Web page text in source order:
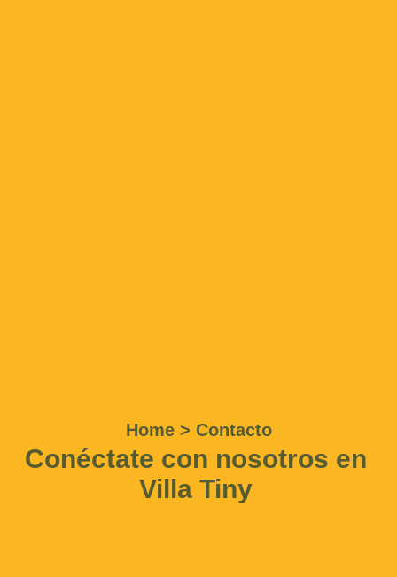
Home > Contacto
Conéctate con nosotros en
Villa Tiny